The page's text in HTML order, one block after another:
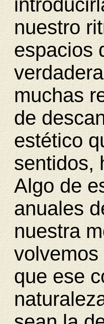
nuestro
espacios
muchas
de
estético
sentidos,
Algo de
anuales
nuestra
que ese